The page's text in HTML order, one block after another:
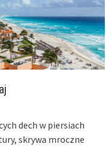
dech w piersiach
skrywa mroczne